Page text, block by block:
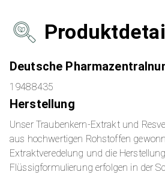
Deutsche
19488435
Herstellung
Unser Traubenkern-Extrakt und
aus hochwertigen Rohstoffen
Extraktveredelung und die
Flüssigformulierung erfolgen in der